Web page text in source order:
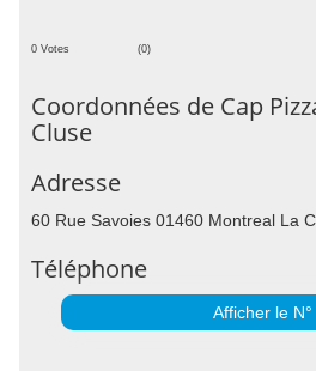
0 Votes (0)
Coordonnées de Cap
Cluse
Adresse
60 Rue Savoies 01460 Montreal La
Téléphone
Afficher le N°